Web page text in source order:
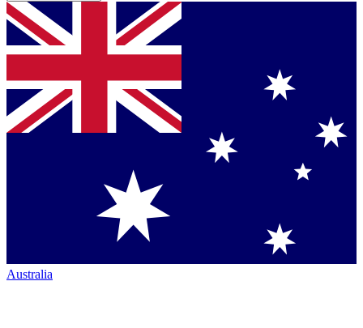
Australia